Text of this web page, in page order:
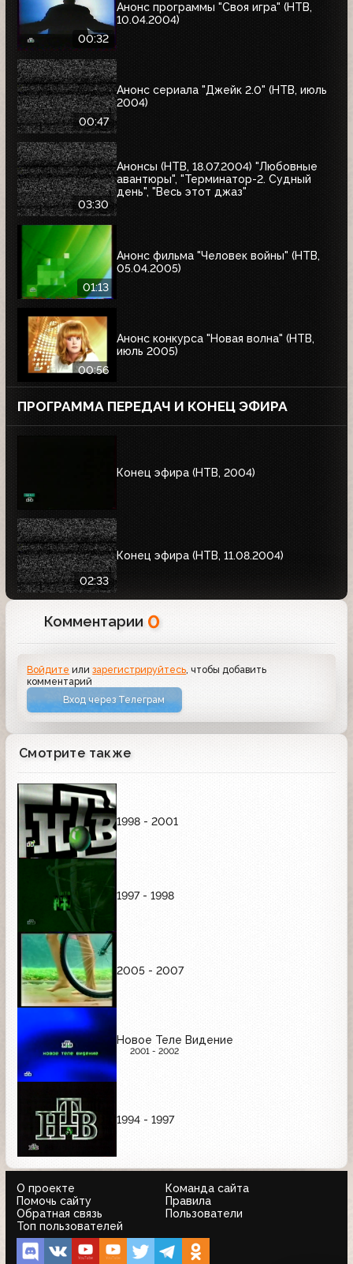
00:32
Анонс программы "Своя игра" (НТВ,
10.04.2004)
00:47
Анонс сериала "Джейк 2.0" (НТВ, июль
2004)
03:30
Анонсы (НТВ, 18.07.2004) "Любовные
авантюры", "Терминатор-2. Судный
день", "Весь этот джаз"
01:13
Анонс фильма "Человек войны" (НТВ,
05.04.2005)
00:56
Анонс конкурса "Новая волна" (НТВ,
июль 2005)
ПРОГРАММА ПЕРЕДАЧ И КОНЕЦ ЭФИРА
Конец эфира (НТВ, 2004)
02:33
Конец эфира (НТВ, 11.08.2004)
Комментарии 0
Войдите илизарегистрируйтесь , чтобы добавить
комментарий
Вход через Телеграм
Смотрите также
1998 - 2001
1997 - 1998
2005 - 2007
Новое Теле Видение
2001 - 2002
1994 - 1997
О проекте
Команда сайта
Помочь сайту
Правила
Обратная связь
Пользователи
Топ пользователей